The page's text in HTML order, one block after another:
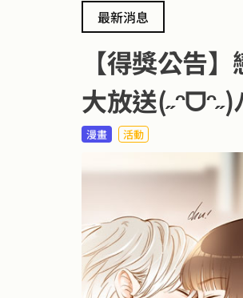
最新消息
【得獎公告
大放送(˶ᵔᗜᵔ˶)
漫畫 活動